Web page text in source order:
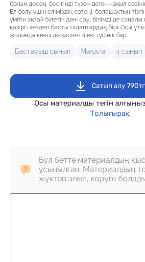
болам десең, бесігінді түзе» деген нақыл
Ел болу үшін еліміздің ертеңі, болашақтың
үмітін ақтай білетін дені сау, білімді де
қазіргі кездегі басты талаптардың бірі. Осы
жолында киелі де қасиетті екі түсінік бар.
Бастауыш сынып Мақала 4 сынып
Сатып алу 790тг
Осы материалды тегін
Толығырақ
Бұл бетте материалдың
ұсынылған. Материалдың
жүктеп алып, көруге